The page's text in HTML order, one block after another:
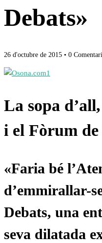
Debats»
26 d'octubre de 2015 • 0 Comentari
La sopa
i el Fòrum de
«Faria bé
d’emmirallar-
Debats, una
seva dilatada